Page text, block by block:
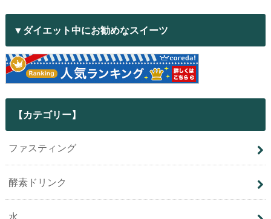
▼ダイエット中にお勧めなスイーツ
【カテゴリー】
ファスティング
酵素ドリンク
水